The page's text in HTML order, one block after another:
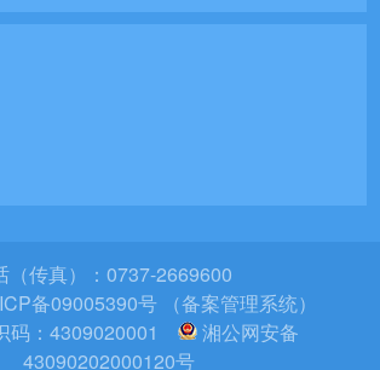
（传真）：0737-2669600
备09005390号 （备案管理系统）
码：4309020001
湘公网安备
43090202000120号